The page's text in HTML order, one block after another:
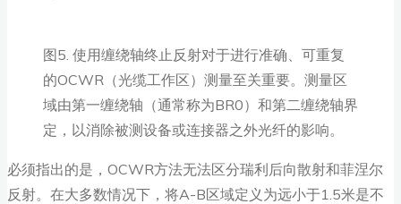
资源下载
新闻
博客
图5. 使用缠绕轴终止反射对于进行准确、可重复
的OCWR（光缆工作区）测量至关重要。测量区
域由第一缠绕轴（通常称为BR0）和第二缠绕轴界
定，以消除被测设备或连接器之外光纤的影响。
必须指出的是，OCWR方法无法区分瑞利后向散射和菲涅尔
反射。在大多数情况下，将A-B区域定义为远小于1.5米是不